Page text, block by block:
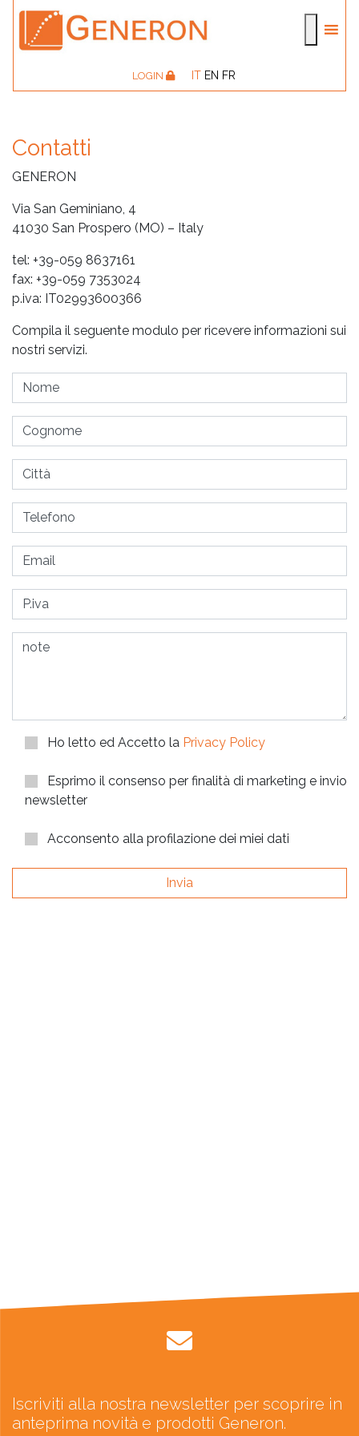
LOGIN IT EN FR
Contatti
GENERON
Via San Geminiano, 4
41030 San Prospero (MO) – Italy
tel: +39-059 8637161
fax: +39-059 7353024
p.iva: IT02993600366
Compila il seguente modulo per ricevere informazioni sui
nostri servizi.
Ho letto ed Accetto la Privacy Policy
Esprimo il consenso per finalità di marketing e invio
newsletter
Acconsento alla profilazione dei miei dati
Iscriviti alla nostra newsletter per scoprire in
anteprima novità e prodotti Generon.